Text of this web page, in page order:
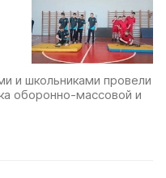
и школьниками провели
оборонно-массовой и